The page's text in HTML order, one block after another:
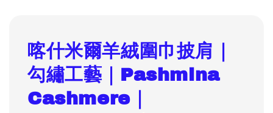
喀什米爾羊絨圍巾披肩｜
勾繡工藝｜Pashmina
Cashmere｜